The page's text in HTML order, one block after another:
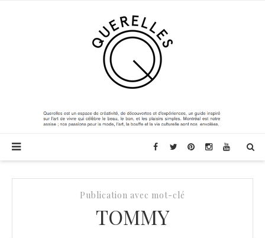
Publication avec mot-clé
TOMMY